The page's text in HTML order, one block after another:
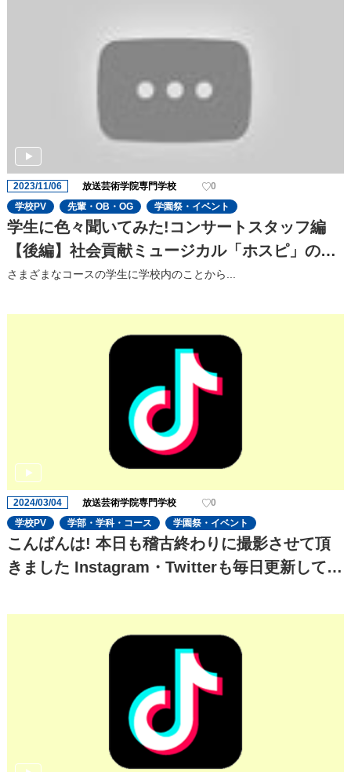
2023/11/06 放送芸術学院専門学校
0
学校PV
先輩・OB・OG 学園祭・イベント
学生に色々聞いてみた!コンサートスタッフ編
【後編】社会貢献ミュージカル「ホスピ」の⾒
どころを聞いてみた!
さまざまなコースの学⽣に学校内のことから...
2024/03/04 放送芸術学院専門学校
0
学校PV
学部・学科・コース 学園祭・イベント
こんばんは! 本日も稽古終わりに撮影させて頂
きました Instagram・Twitterも毎日更新してお